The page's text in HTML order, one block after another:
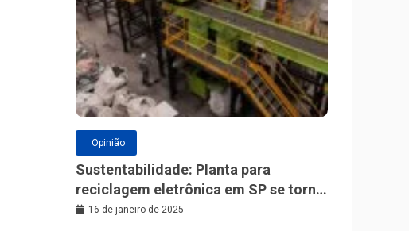
Opinião
Sustentabilidade: Planta para
reciclagem eletrônica em SP se torna
a maior da América Latina
16 de janeiro de 2025